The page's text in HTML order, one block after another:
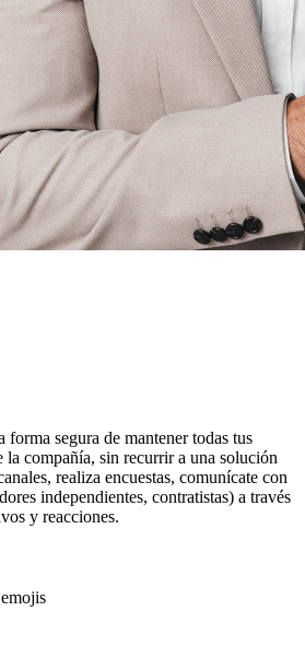
forma segura de mantener todas tus
la compañía, sin recurrir a una solución
realiza encuestas, comunícate con
independientes, contratistas) a través
y reacciones.